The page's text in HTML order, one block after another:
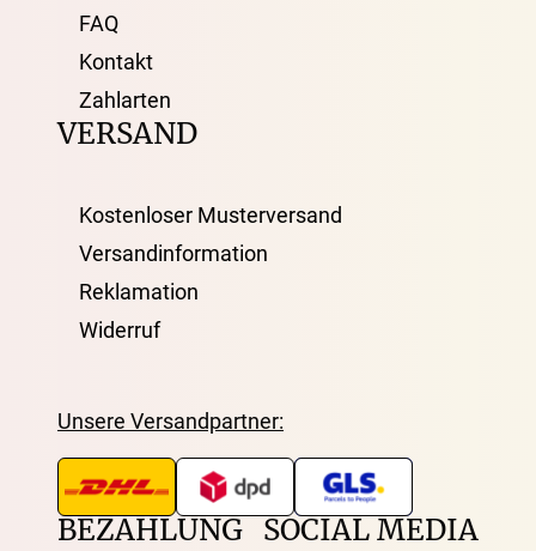
FAQ
Kontakt
Zahlarten
VERSAND
Kostenloser Musterversand
Versandinformation
Reklamation
Widerruf
Unsere Versandpartner:
BEZAHLUNG SOCIAL MEDIA